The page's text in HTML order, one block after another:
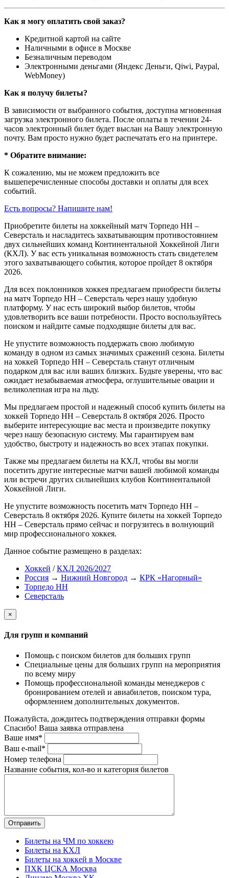
Как я могу оплатить свой заказ?
Кредитной картой на сайте
Наличными в офисе в Москве
Безналичным переводом
Электронными деньгами (Яндекс Деньги, Qiwi, Paypal,
WebMoney)
Как я получу билеты?
В зависимости от выбранного события, доступна мгновенная
загрузка электронного билета. После оплаты в течении 24-
часов электронный билет будет выслан на Вашу электронную
почту. Вам просто нужно будет распечатать его на принтере.
* Обратите внимание:
К сожалению, мы не можем предложить все
вышеперечисленные способы доставки и оплаты для всех
событий.
Есть вопросы? Напишите нам!
Приобретите билеты на хоккейный матч Торпедо НН –
Северсталь и насладитесь захватывающим противостоянием
двух сильнейших команд Континентальной Хоккейной Лиги
(КХЛ). У вас есть уникальная возможность стать свидетелем
этого захватывающего события, которое пройдет 8 октября
2026.
Для всех поклонников хоккея предлагаем приобрести билеты
на матч Торпедо НН – Северсталь через нашу удобную
платформу. У нас есть широкий выбор билетов, чтобы
удовлетворить все ваши потребности. Просто воспользуйтесь
поиском и найдите самые подходящие билеты для вас.
Не упустите возможность поддержать свою любимую
команду в одном из самых значимых сражений сезона. Билеты
на хоккей Торпедо НН – Северсталь станут отличным
подарком для вас или ваших близких. Будьте уверены, что вас
ожидает незабываемая атмосфера, оглушительные овации и
великолепная игра на льду.
Мы предлагаем простой и надежный способ купить билеты на
хоккей Торпедо НН – Северсталь 8 октября 2026. Просто
выберите интересующие вас места и произведите покупку
через нашу безопасную систему. Мы гарантируем вам
удобство, быстроту и надежность во всех этапах покупки.
Также мы предлагаем билеты на КХЛ, чтобы вы могли
посетить другие интересные матчи вашей любимой команды
или встречи других сильнейших клубов Континентальной
Хоккейной Лиги.
Не упустите возможность посетить матч Торпедо НН –
Северсталь 8 октября 2026. Купите билеты на хоккей Торпедо
НН – Северсталь прямо сейчас и погрузитесь в волнующий
мир профессионального хоккея.
Данное событие размещено в разделах:
Хоккей /КХЛ 2026/2027
Россия → Нижний Новгород → КРК «Нагорный»
Торпедо НН
Северсталь
×
Для групп и компаний
Помощь с поиском билетов для больших групп
Специальные цены для больших групп на мероприятия
по всему миру
Помощь профессиональной команды менеджеров с
бронированием отелей и авиабилетов, поиском тура,
оформлением дополнительных документов.
Пожалуйста, дождитесь подтверждения отправки формы
Спасибо! Ваша заявка отправлена
Ваше имя*
Ваш e-mail*
Номер телефона
Название события, кол-во и категория билетов
Билеты на ЧМ по хоккею
Билеты на КХЛ
Билеты на хоккей в Москве
ПХК ЦСКА Москва